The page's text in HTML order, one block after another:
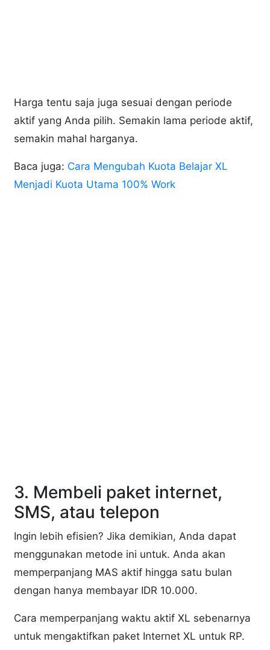
Harga tentu saja juga sesuai dengan periode
aktif yang Anda pilih. Semakin lama periode aktif,
semakin mahal harganya.
Baca juga: Cara Mengubah Kuota Belajar XL
Menjadi Kuota Utama 100% Work
3. Membeli paket internet,
SMS, atau telepon
Ingin lebih efisien? Jika demikian, Anda dapat
menggunakan metode ini untuk. Anda akan
memperpanjang MAS aktif hingga satu bulan
dengan hanya membayar IDR 10.000.
Cara memperpanjang waktu aktif XL sebenarnya
untuk mengaktifkan paket Internet XL untuk RP.